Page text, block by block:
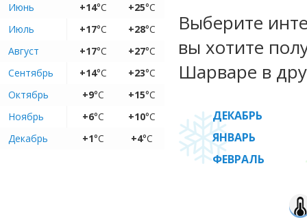
Июнь
+14°C +25°C
Июль
+17°C +28°C
Август
+17°C +27°C
Сентябрь
+14°C +23°C
Октябрь
+9°C +15°C
Ноябрь
+6°C +10°C
Декабрь
+1°C +4°C
Выберите
вы хотите
Шарваре в
ДЕКАБРЬ
ЯНВАРЬ
ФЕВРАЛЬ